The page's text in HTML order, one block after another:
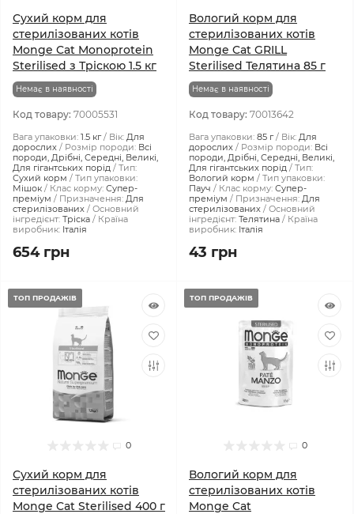
Сухий корм для
стерилізованих котів
Monge Cat Monoprotein
Sterilised з Тріскою 1.5 кг
Немає в наявності
Код товару: 70005531
Вага упаковки: 1.5 кг Вік: Для
дорослих
Розмір породи: Всі
породи, Дрібні, Середні, Великі,
Для гігантських порід
Тип:
Сухий корм
Тип упаковки:
Мішок
Клас корму: Супер-
преміум
Призначення: Для
стерилізованих
Основний
інгредієнт: Тріска
Країна
виробник: Італія
654 грн
Вологий корм для
стерилізованих котів
Monge Cat GRILL
Sterilised Телятина 85 г
Немає в наявності
Код товару: 70013642
Вага упаковки: 85 г Вік: Для
дорослих
Розмір породи: Всі
породи, Дрібні, Середні, Великі,
Для гігантських порід
Тип:
Вологий корм
Тип упаковки:
Пауч
Клас корму: Супер-
преміум
Призначення: Для
стерилізованих
Основний
інгредієнт: Телятина
Країна
виробник: Італія
43 грн
ТОП ПРОДАЖІВ
0
Сухий корм для
стерилізованих котів
Monge Cat Sterilised 400 г
ТОП ПРОДАЖІВ
0
Вологий корм для
стерилізованих котів
Monge Cat